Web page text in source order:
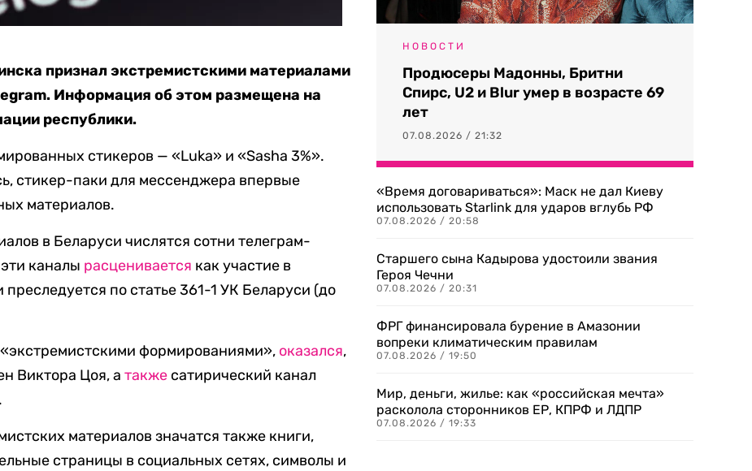
признал экстремистскими материалами
Информация об этом размещена на
республики.
стикеров — «Luka» и «Sasha 3%».
стикер-паки для мессенджера впервые
материалов.
в Беларуси числятся сотни телеграм-
каналы расценивается как участие в
по статье 361-1 УК Беларуси (до
формированиями», оказался,
Виктора Цоя, атакже сатирический канал
материалов значатся также книги,
страницы в социальных сетях, символы и
НОВОСТИ
Продюсеры Мадонны, Бритни
Спирс, U2 и Blur умер в возрасте 69
лет
07.08.2026 / 21:32
«Время договариваться»: Маск не дал Киеву
использовать Starlink для ударов вглубь РФ
07.08.2026 / 20:58
Старшего сына Кадырова удостоили звания
Героя Чечни
07.08.2026 / 20:31
ФРГ финансировала бурение в Амазонии
вопреки климатическим правилам
07.08.2026 / 19:50
Мир, деньги, жилье: как «российская мечта»
расколола сторонников ЕР, КПРФ и ЛДПР
07.08.2026 / 19:33